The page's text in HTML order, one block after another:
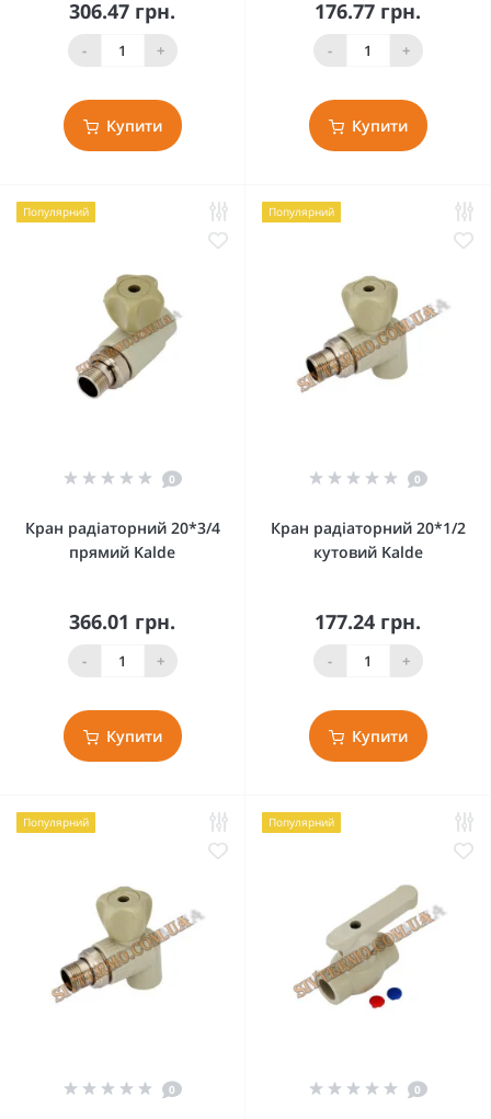
306.47 грн.
- +
Купити
176.77 грн.
- +
Купити
Популярний
0
Кран радіаторний 20*3/4
прямий Kalde
366.01 грн.
- +
Купити
Популярний
0
Кран радіаторний 20*1/2
кутовий Kalde
177.24 грн.
- +
Купити
Популярний
0
Популярний
0